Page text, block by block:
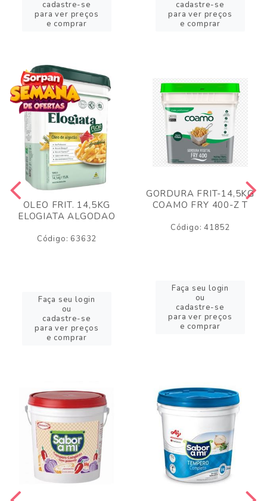
cadastre-se
para ver preços
e comprar
cadastre-se
para ver preços
e comprar
OLEO FRIT. 14,5KG
ELOGIATA ALGODAO
Código: 63632
Faça seu login
ou
cadastre-se
para ver preços
e comprar
GORDURA FRIT-14,5KG
COAMO FRY 400-Z T
Código: 41852
Faça seu login
ou
cadastre-se
para ver preços
e comprar